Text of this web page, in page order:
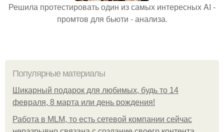
Решила протестировать один из самых интересных AI -
промтов для бьюти - анализа.
Популярные материалы
Шикарный подарок для любимых, будь то 14
февраля, 8 марта или день рождения!
Работа в MLM, то есть сетевой компании сейчас